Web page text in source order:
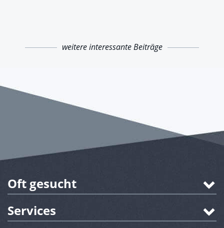
weitere interessante Beiträge
Oft gesucht
Services